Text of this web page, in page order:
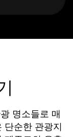
명소들로 매
단순한 관광지